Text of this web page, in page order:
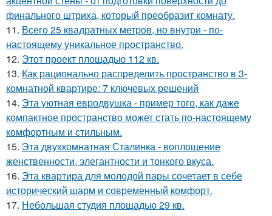
финального штриха, который преобразит комнату.
11. Всего 25 квадратных метров, но внутри - по-
настоящему уникальное пространство.
12. Этот проект площадью 112 кв.
13. Как рационально распределить пространство в 3-
комнатной квартире: 7 ключевых решений
14. Эта уютная евродвушка - пример того, как даже
компактное пространство может стать по-настоящему
комфортным и стильным.
15. Эта двухкомнатная Сталинка - воплощение
женственности, элегантности и тонкого вкуса.
16. Эта квартира для молодой пары сочетает в себе
исторический шарм и современный комфорт.
17. Небольшая студия площадью 29 кв.